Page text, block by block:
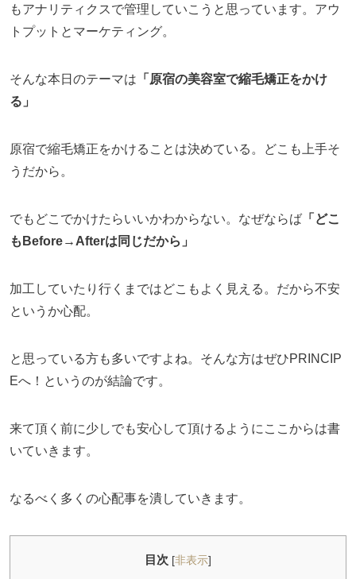
もアナリティクスで管理していこうと思っています。アウ
トプットとマーケティング。
そんな本日のテーマは 「原宿の美容室で縮毛矯正をかけ
る」
原宿で縮毛矯正をかけることは決めている。どこも上手そ
うだから。
でもどこでかけたらいいかわからない。なぜならば 「どこ
もBefore→Afterは同じだから」
加工していたり行くまではどこもよく見える。だから不安
というか心配。
と思っている方も多いですよね。そんな方はぜひPRINCIP
Eへ！というのが結論です。
来て頂く前に少しでも安心して頂けるようにここからは書
いていきます。
なるべく多くの心配事を潰していきます。
目次 [非表示]